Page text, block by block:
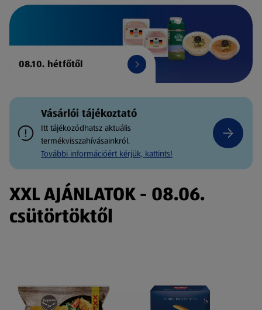
08.10. hétfőtől
Vásárlói tájékoztató
Itt tájékozódhatsz aktuális
termékvisszahívásainkról.
További információért kérjük, kattints!
XXL AJÁNLATOK - 08.06.
csütörtöktől